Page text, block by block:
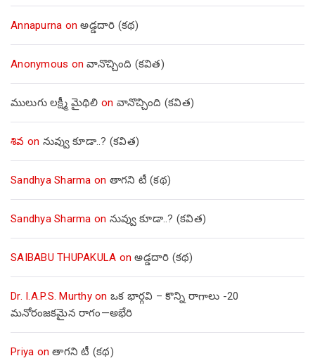
Annapurna onఅడ్డదారి (కథ)
Anonymous onవానొచ్చింది (కవిత)
ములుగు లక్ష్మీ మైథిలి on వానొచ్చింది (కవిత)
శివ on నువ్వు కూడా..? (కవిత)
Sandhya Sharma on తాగని టీ (కథ)
Sandhya Sharma on నువ్వు కూడా..? (కవిత)
SAIBABU THUPAKULA onఅడ్డదారి (కథ)
Dr. I.A.P.S. Murthyon ఒక భార్గవి – కొన్ని రాగాలు -20
మనోరంజకమైన రాగం—అభేరి
Priya onతాగని టీ (కథ)